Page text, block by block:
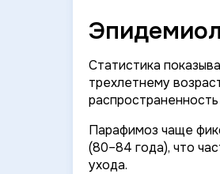
Статистика
трехлетнему
Парафимоз чаще
(80–84 года), что
ухода.